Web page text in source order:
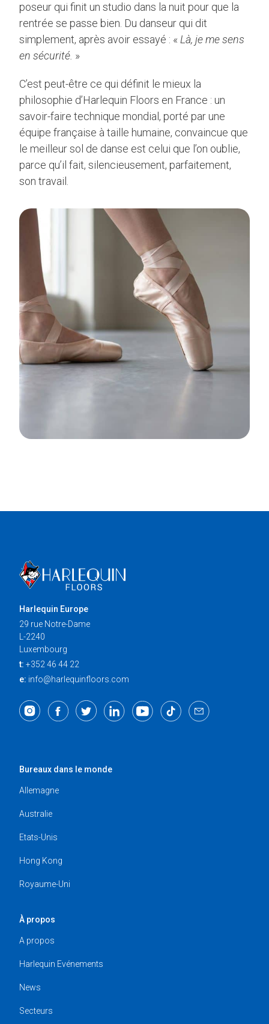
poseur qui finit un studio dans la nuit pour que la
rentrée se passe bien. Du danseur qui dit
simplement, après avoir essayé : « Là, je me sens
en sécurité. »
C’est peut-être ce qui définit le mieux la
philosophie d’Harlequin Floors en France : un
savoir-faire technique mondial, porté par une
équipe française à taille humaine, convaincue que
le meilleur sol de danse est celui que l’on oublie,
parce qu’il fait, silencieusement, parfaitement,
son travail.
Harlequin Europe
29 rue Notre-Dame
L-2240
Luxembourg
t: +352 46 44 22
e: info@harlequinfloors.com
Bureaux dans le monde
Allemagne
Australie
Etats-Unis
Hong Kong
Royaume-Uni
À propos
A propos
Harlequin Evénements
News
Secteurs